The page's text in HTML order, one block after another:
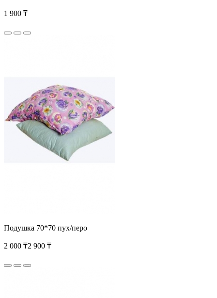
1 900 ₸
Подушка 70*70 пух/перо
2 000 ₸2 900 ₸